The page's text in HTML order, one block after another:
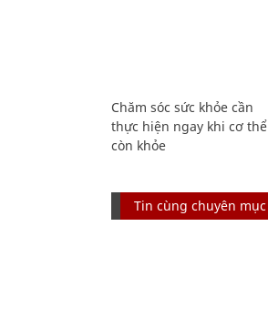
Chăm sóc sức khỏe cần
thực hiện ngay khi cơ thể
còn khỏe
Tin cùng chuyên mục